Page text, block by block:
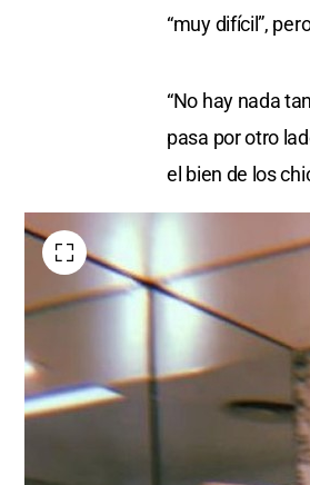
“muy difícil”,
“No hay nada
pasa por otro
el bien de los